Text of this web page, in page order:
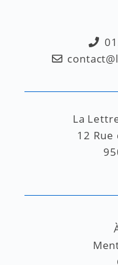
La
12 Rue